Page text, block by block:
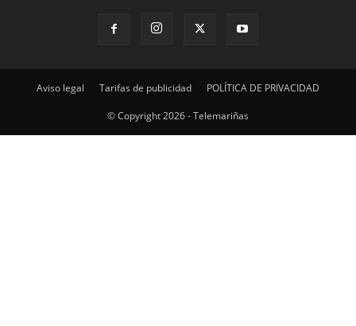
Aviso legal Tarifas de publicidad POLÍTICA DE PRIVACIDAD
© Copyright 2026 - Telemariñas